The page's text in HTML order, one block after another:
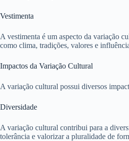
Vestimenta
A vestimenta é um aspecto da variação
como clima, tradições, valores e
Impactos da Variação Cultural
A variação cultural possui diversos
Diversidade
A variação cultural contribui para a
tolerância e valorizar a pluralidade de